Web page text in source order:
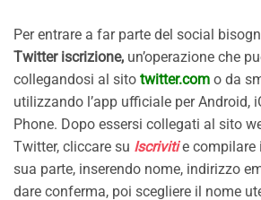
Per entrare a far parte del social
Twitter iscrizione, un’operazione che
collegandosi al sito twitter.com o da
utilizzando l’app ufficiale per Android,
Phone. Dopo essersi collegati al sito
Twitter, cliccare su Iscrivitie compilare
sua parte, inserendo nome, indirizzo
dare conferma, poi scegliere il nome